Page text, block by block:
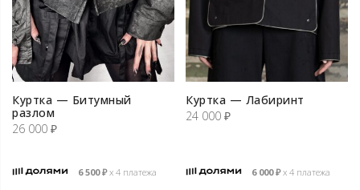
Куртка — Битумный
разлом
26 000 ₽
6 500₽х 4 платежа
Куртка — Лабиринт
24 000 ₽
6 000₽х 4 платежа